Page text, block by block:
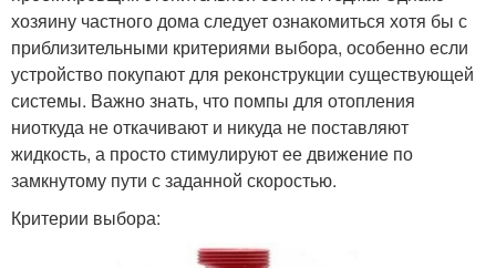
хозяину частного дома следует ознакомиться хотя бы с
приблизительными критериями выбора, особенно если
устройство покупают для реконструкции существующей
системы. Важно знать, что помпы для отопления
ниоткуда не откачивают и никуда не поставляют
жидкость, а просто стимулируют ее движение по
замкнутому пути с заданной скоростью.
Критерии выбора: